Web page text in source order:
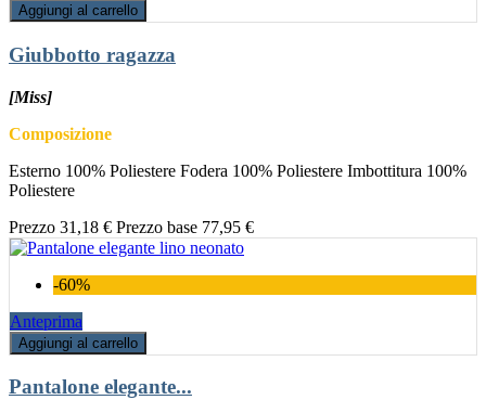
Aggiungi al carrello
Giubbotto ragazza
[Miss]
Composizione
Esterno 100% Poliestere Fodera 100% Poliestere Imbottitura 100%
Poliestere
Prezzo 31,18 € Prezzo base 77,95 €
-60%
Anteprima
Aggiungi al carrello
Pantalone elegante...